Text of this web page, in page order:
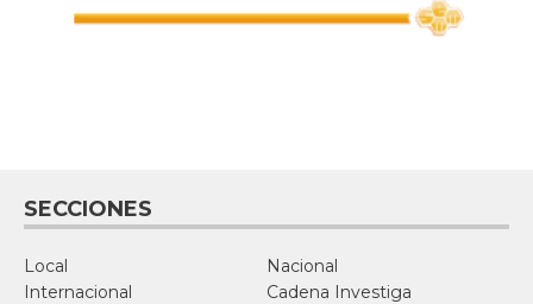
SECCIONES
Local
Nacional
Internacional
Cadena Investiga